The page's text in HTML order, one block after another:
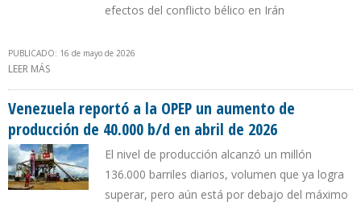
efectos del conflicto bélico en Irán
PUBLICADO: 16 de mayo de 2026
LEER MÁS
Venezuela reportó a la OPEP un aumento de
producción de 40.000 b/d en abril de 2026
El nivel de producción alcanzó un millón
136.000 barriles diarios, volumen que ya logra
superar, pero aún está por debajo del máximo